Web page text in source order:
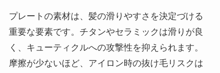
プレートの素材は、髪の滑りやすさを決定づける
重要な要素です。チタンやセラミックは滑りが良
く、キューティクルへの攻撃性を抑えられます。
摩擦が少ないほど、アイロン時の抜け毛リスクは